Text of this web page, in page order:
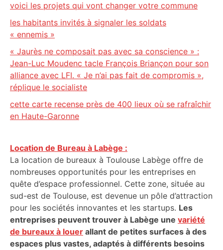
voici les projets qui vont changer votre commune
les habitants invités à signaler les soldats
« ennemis »
« Jaurès ne composait pas avec sa conscience » :
Jean-Luc Moudenc tacle François Briançon pour son
alliance avec LFI. « Je n’ai pas fait de compromis »,
réplique le socialiste
cette carte recense près de 400 lieux où se rafraîchir
en Haute-Garonne
Location de Bureau à Labège :
La location de bureaux à Toulouse Labège offre de
nombreuses opportunités pour les entreprises en
quête d’espace professionnel. Cette zone, située au
sud-est de Toulouse, est devenue un pôle d’attraction
pour les sociétés innovantes et les startups. Les
entreprises peuvent trouver à Labège une variété
de bureaux à louer allant de petites surfaces à des
espaces plus vastes, adaptés à différents besoins